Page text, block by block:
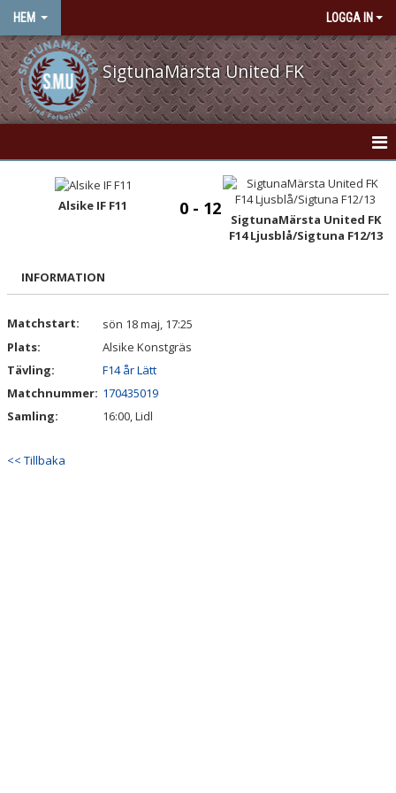
HEM LOGGA IN
SigtunaMärsta United FK
KONTAKT
VÅRA LAG/TRÄNARE
KALENDER
Alsike IF F11 0 - 12
SigtunaMärsta United FK
F14 Ljusblå/Sigtuna F12/13
INFORMATION
Matchstart:
sön 18 maj, 17:25
Plats:
Alsike Konstgräs
Tävling:
F14 år Lätt
Matchnummer: 170435019
Samling:
16:00, Lidl
<< Tillbaka